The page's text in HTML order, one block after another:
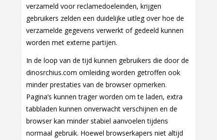
verzameld voor reclamedoeleinden, krijgen
gebruikers zelden een duidelijke uitleg over hoe de
verzamelde gegevens verwerkt of gedeeld kunnen
worden met externe partijen.
In de loop van de tijd kunnen gebruikers die door de
dinosrchius.com omleiding worden getroffen ook
minder prestaties van de browser opmerken.
Pagina’s kunnen trager worden om te laden, extra
tabbladen kunnen onverwacht verschijnen en de
browser kan minder stabiel aanvoelen tijdens
normaal gebruik. Hoewel browserkapers niet altijd